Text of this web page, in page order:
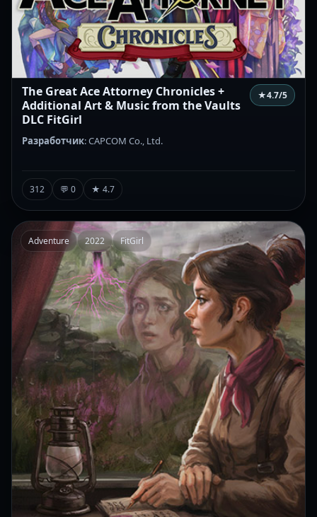
The Great Ace Attorney Chronicles +
Additional Art & Music from the Vaults
DLC FitGirl
★4.7/5
Разработчик: CAPCOM Co., Ltd.
312 💬 0 ★ 4.7
Adventure 2022 FitGirl